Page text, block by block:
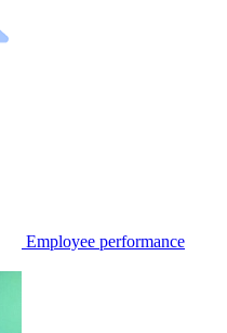
Employee performance